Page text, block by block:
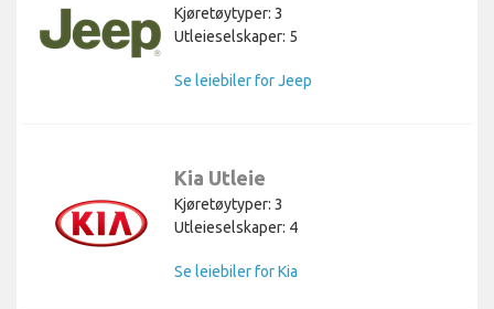
Kjøretøytyper: 3
Utleieselskaper: 5
Se leiebiler for Jeep
Kia Utleie
Kjøretøytyper: 3
Utleieselskaper: 4
Se leiebiler for Kia